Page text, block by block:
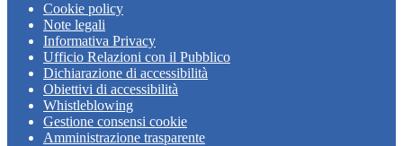
Cookie policy
Note legali
Informativa Privacy
Ufficio Relazioni con il Pubblico
Dichiarazione di accessibilità
Obiettivi di accessibilità
Whistleblowing
Gestione consensi cookie
Amministrazione trasparente